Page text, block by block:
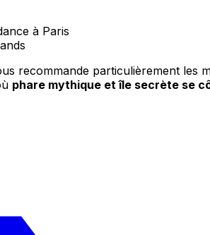
à Paris
recommande particulièrement
phare mythique et île secrète se